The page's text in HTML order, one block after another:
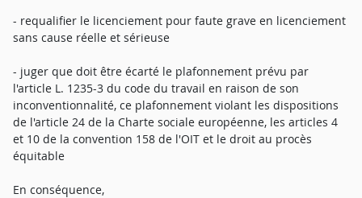
- requalifier le licenciement pour faute grave en licenciement
sans cause réelle et sérieuse
- juger que doit être écarté le plafonnement prévu par
l'article L. 1235-3 du code du travail en raison de son
inconventionnalité, ce plafonnement violant les dispositions
de l'article 24 de la Charte sociale européenne, les articles 4
et 10 de la convention 158 de l'OIT et le droit au procès
équitable
En conséquence,